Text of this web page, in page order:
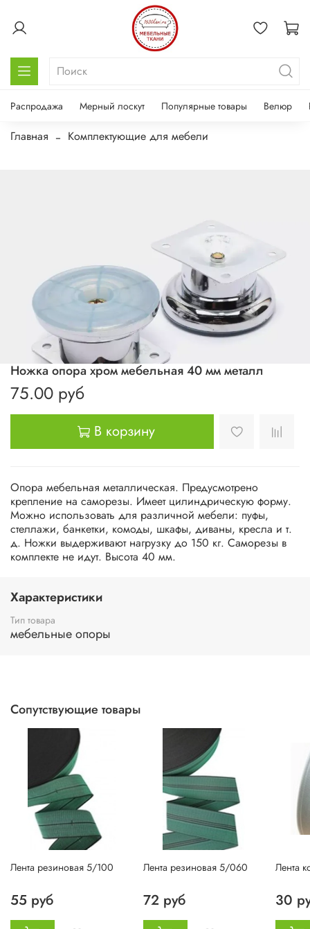
Распродажа Мерный лоскут Популярные товары Велюр
Главная Комплектующие для мебели
Ножка опора хром мебельная 40 мм металл
75.00 руб
В корзину
Опора мебельная металлическая. Предусмотрено
крепление на саморезы. Имеет цилиндрическую форму.
Можно использовать для различной мебели: пуфы,
стеллажи, банкетки, комоды, шкафы, диваны, кресла и т.
д. Ножки выдерживают нагрузку до 150 кг. Саморезы в
комплекте не идут. Высота 40 мм.
Характеристики
Тип товара
мебельные опоры
Сопутствующие товары
Лента резиновая 5/100
55 руб
Лента резиновая 5/060
72 руб
Лента
30